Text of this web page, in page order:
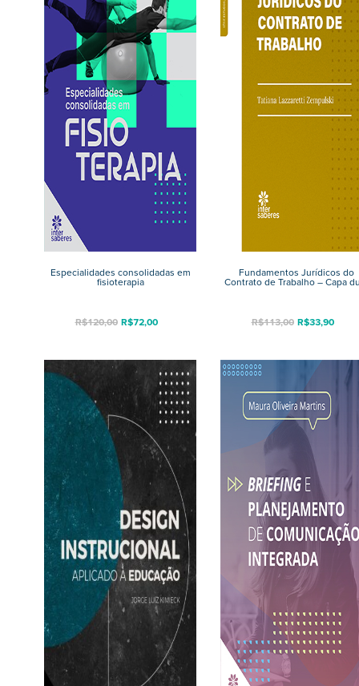
Fundamentos Jurídicos do
Contrato de Trabalho – Capa
R$113,00 R$33,90
Especialidades consolidadas em
fisioterapia
R$120,00 R$72,00